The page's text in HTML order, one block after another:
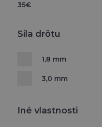
35€
Sila drôtu
1,8 mm
3,0 mm
Iné vlastnosti